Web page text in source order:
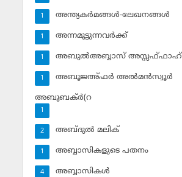
അന്ത്യകര്‍മങ്ങള്‍-ലേഖനങ്ങള്‍
1
അന്നമൂട്ടുന്നവര്‍ക്ക്
1
അബുല്‍അബ്ബാസ് അസ്സഫ്ഫാഹ്‌
1
അബൂജഅ്ഫര്‍ അല്‍മന്‍സ്വൂര്‍
1
അബൂബക്ര്‍(റ
1
അബ്ദുല്‍ മലിക്‌
2
അബ്ബാസികളുടെ പതനം
1
അബ്ബാസികള്‍
4